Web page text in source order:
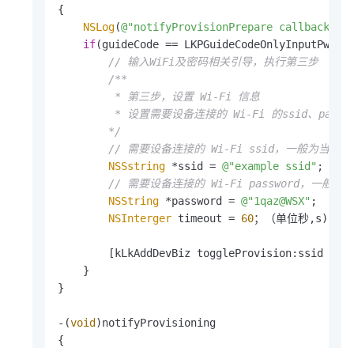
{
NSLog(@"notifyProvisionPrepare callback
if(guideCode == LKPGuideCodeOnlyInputPwd){
// 输入WiFi及密码相关引导，执行第三步
/**
         * 第三步，设置 Wi-Fi 信息
* 设置需要设备连接的 Wi-Fi 的ssid、
        */
// 需要设备连接的 Wi-Fi ssid，一般为当前
NSSstring *ssid = @"example ssid" ;
// 需要设备连接的 Wi-Fi password，一般为
NSString *password = @"1qaz@WSX" ;
NSInterger timeout = 60；（单位秒,s);
[kLkAddDevBiz toggleProvision:ssid
    }
}
-(void )notifyProvisioning
{